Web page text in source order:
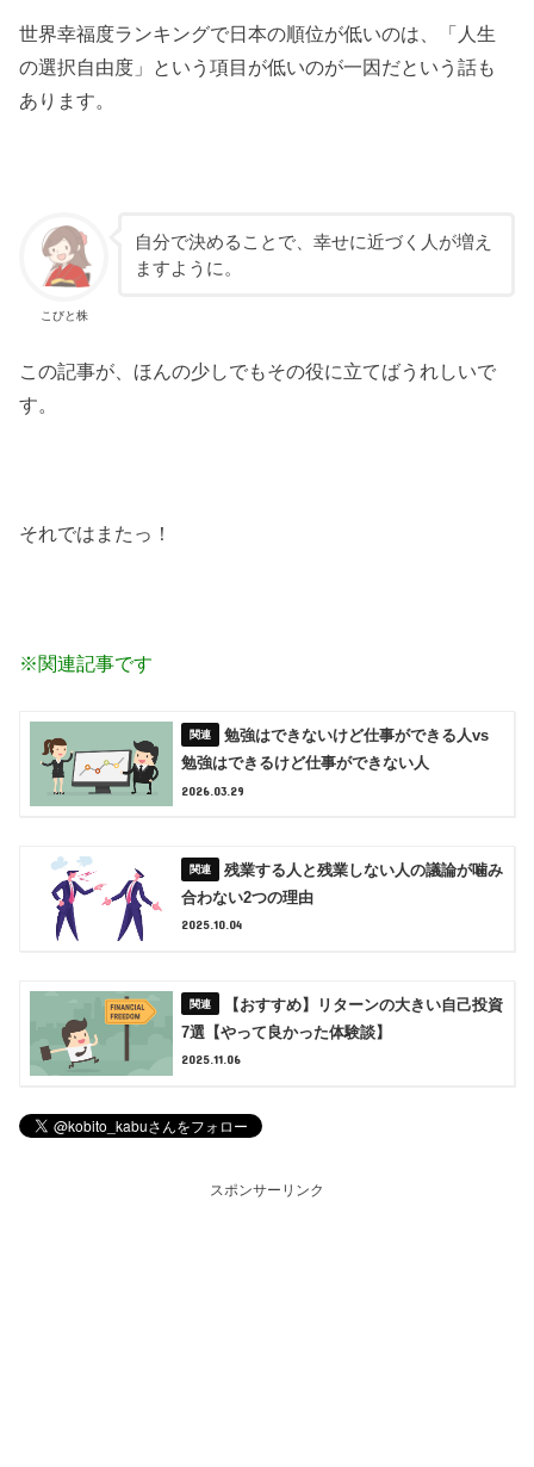
世界幸福度ランキングで日本の順位が低いのは、「人生
の選択自由度」という項目が低いのが一因だという話も
あります。
こびと株
自分で決めることで、幸せに近づく人が増え
ますように。
この記事が、ほんの少しでもその役に立てばうれしいで
す。
それではまたっ！
※関連記事です
勉強はできないけど仕事ができる人vs
勉強はできるけど仕事ができない人
2026.03.29
残業する人と残業しない人の議論が噛み
合わない2つの理由
2025.10.04
【おすすめ】リターンの大きい自己投資
7選【やって良かった体験談】
2025.11.06
スポンサーリンク